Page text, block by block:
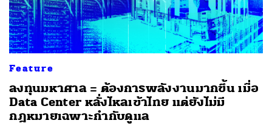
Feature
ลงทุนมหาศาล = ต้องการพลังงานมากขึ้น เมื่อ
Data Center หลั่งไหลเข้าไทย แต่ยังไม่มี
กฎหมายเฉพาะกำกับดูแล